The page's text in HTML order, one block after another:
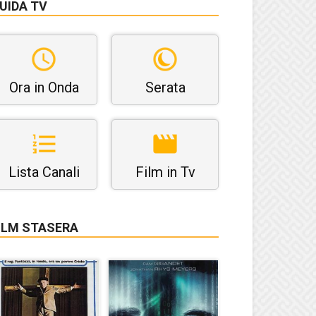
TV
Ora in Onda Serata
Lista Canali Film in Tv
STASERA